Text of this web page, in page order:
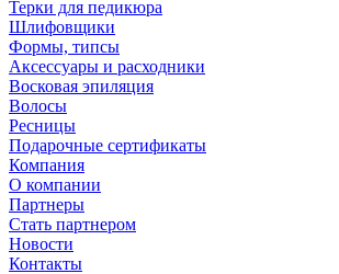
Терки для педикюра
Шлифовщики
Формы, типсы
Аксессуары и расходники
Восковая эпиляция
Волосы
Ресницы
Подарочные сертификаты
Компания
О компании
Партнеры
Стать партнером
Новости
Контакты